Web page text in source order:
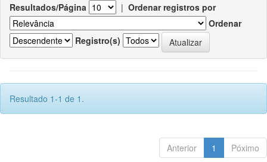
Resultados/Página | Ordenar registros por
Ordenar
Registro(s)
Resultado 1-1 de 1.
Anterior 1 Póximo